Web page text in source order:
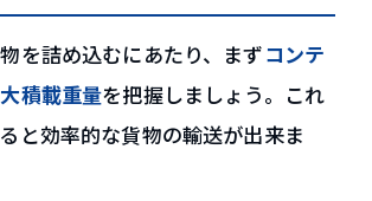
を詰め込むにあたり、まずコンテ
積載重量を把握しましょう。これ
と効率的な貨物の輸送が出来ま